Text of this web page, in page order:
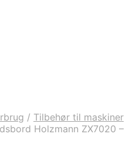
/ Tilbehør til maskiner
Holzmann ZX7020 –